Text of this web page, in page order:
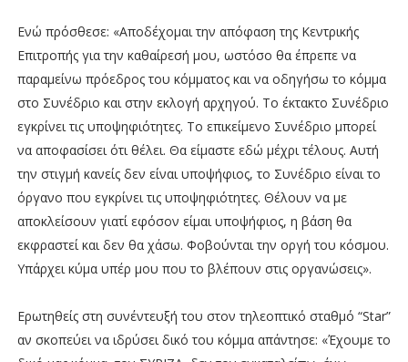
Ενώ πρόσθεσε: «Αποδέχομαι την απόφαση της Κεντρικής
Επιτροπής για την καθαίρεσή μου, ωστόσο θα έπρεπε να
παραμείνω πρόεδρος του κόμματος και να οδηγήσω το κόμμα
στο Συνέδριο και στην εκλογή αρχηγού. Το έκτακτο Συνέδριο
εγκρίνει τις υποψηφιότητες. Το επικείμενο Συνέδριο μπορεί
να αποφασίσει ότι θέλει. Θα είμαστε εδώ μέχρι τέλους. Αυτή
την στιγμή κανείς δεν είναι υποψήφιος, το Συνέδριο είναι το
όργανο που εγκρίνει τις υποψηφιότητες. Θέλουν να με
αποκλείσουν γιατί εφόσον είμαι υποψήφιος, η βάση θα
εκφραστεί και δεν θα χάσω. Φοβούνται την οργή του κόσμου.
Υπάρχει κύμα υπέρ μου που το βλέπουν στις οργανώσεις».
Ερωτηθείς στη συνέντευξή του στον τηλεοπτικό σταθμό “Star”
αν σκοπεύει να ιδρύσει δικό του κόμμα απάντησε: «Έχουμε το